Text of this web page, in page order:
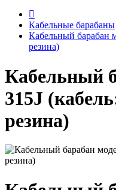
Кабельные барабаны
Кабельный барабан
резина)
Кабельный
315J
резина)